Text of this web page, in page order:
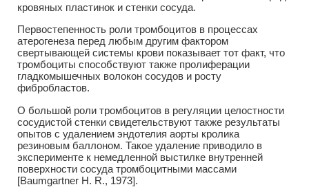
кровяных пластинок и стенки сосуда.
Первостепенность роли тромбоцитов в процессах
атерогенеза перед любым другим фактором
свертывающей системы крови показывает тот факт, что
тромбоциты способствуют также пролиферации
гладкомышечных волокон сосудов и росту
фибробластов.
О большой роли тромбоцитов в регуляции целостности
сосудистой стенки свидетельствуют также результаты
опытов с удалением эндотелия аорты кролика
резиновым баллоном. Такое удаление приводило в
эксперименте к немедленной выстилке внутренней
поверхности сосуда тромбоцитными массами
[Ваumgartner Н. R., 1973].